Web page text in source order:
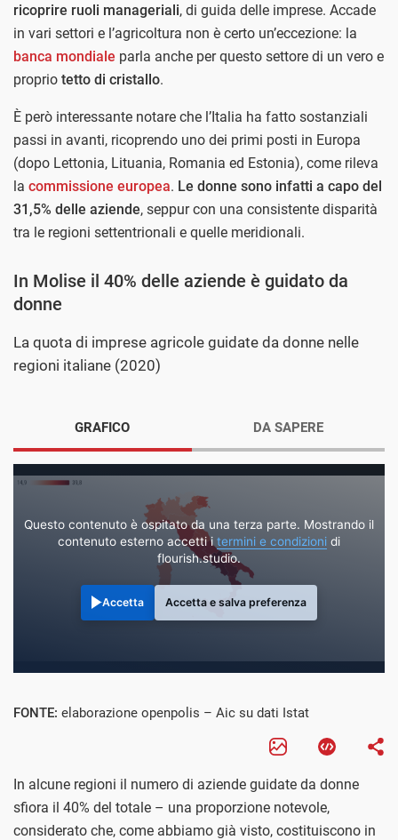
ricoprire ruoli manageriali, di guida delle imprese. Accade
in vari settori e l’agricoltura non è certo un’eccezione: la
banca mondiale parla anche per questo settore di un vero e
proprio tetto di cristallo.
È però interessante notare che l’Italia ha fatto sostanziali
passi in avanti, ricoprendo uno dei primi posti in Europa
(dopo Lettonia, Lituania, Romania ed Estonia), come rileva
la commissione europea. Le donne sono infatti a capo del
31,5% delle aziende, seppur con una consistente disparità
tra le regioni settentrionali e quelle meridionali.
In Molise il 40% delle aziende è guidato da
donne
La quota di imprese agricole guidate da donne nelle
regioni italiane (2020)
GRAFICO
Questo contenuto è ospitato da una terza parte. Mostrando il
contenuto esterno accetti i termini e condizioni di
flourish.studio.
Accetta Accetta e salva preferenza
DA SAPERE
FONTE: elaborazione openpolis – Aic su dati Istat
In alcune regioni il numero di aziende guidate da donne
sfiora il 40% del totale – una proporzione notevole,
considerato che, come abbiamo già visto, costituiscono in